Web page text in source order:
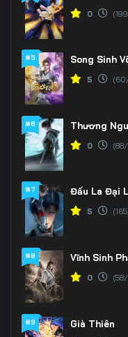
0
#5 Song Sinh
5
#6 Thương
0
#7 Đấu La Đại
5
#8 Vĩnh Sinh
0
#9 Già Thiên